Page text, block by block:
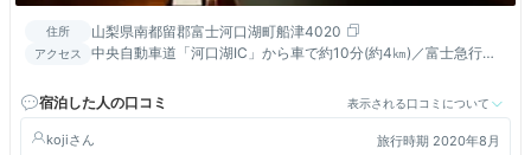
住所 山梨県南都留郡富士河口湖町船津4020
アクセス
中央自動車道「河口湖IC」から車で約10分(約4㎞)／富士急行線
宿泊した人の口コミ
表示される口コミについて
koji 旅行時期 2020年8月